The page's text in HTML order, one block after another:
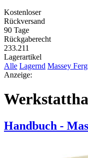
Kostenloser
Rückversand
90 Tage
Rückgaberecht
233.211
Lagerartikel
Alle Lagernd Massey
Anzeige:
Handbuch -